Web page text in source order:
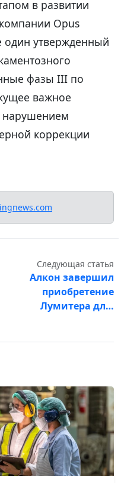
в развитии
Opus
утвержденный
фазы III по
важное
нарушением
коррекции
Следующая статья
Алкон завершил
приобретение
Лумитера дл…